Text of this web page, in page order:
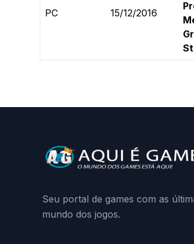
PC 15/12/2016
Seu portal de games com as
mundo dos jogos.